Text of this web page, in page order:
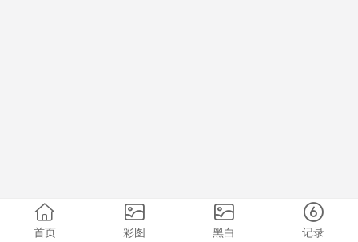
首页 彩图 黑白 记录